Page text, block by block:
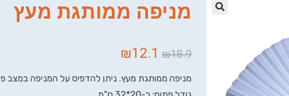
מניפה ממותגת מעץ
₪18.9
₪12.1
מניפה ממותגת מעץ. ניתן להדפיס על המניפה במצב